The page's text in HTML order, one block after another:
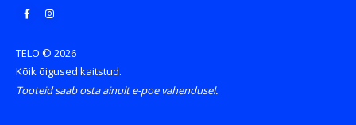
TELO © 2026
Kõik õigused kaitstud.
Tooteid saab osta ainult e-poe vahendusel.